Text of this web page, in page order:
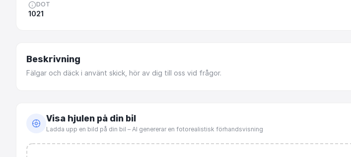
DOT
1021
Beskrivning
Fälgar och däck i använt skick, hör av dig till oss vid frågor.
Visa hjulen på din bil
Ladda upp en bild på din bil – AI genererar en fotorealistisk förhandsvisning